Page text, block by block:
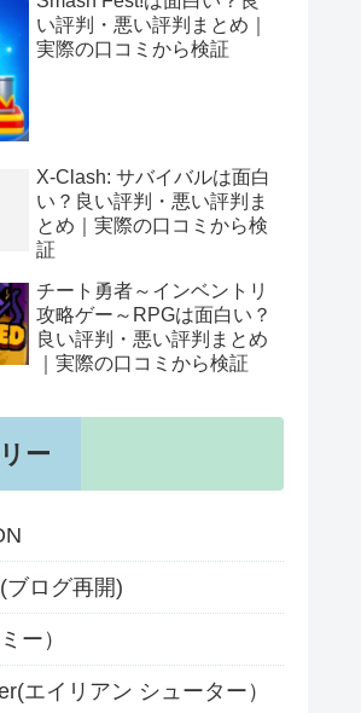
い評判・悪い評判まとめ｜
実際の口コミから検証
X-Clash: サバイバルは面白
い？良い評判・悪い評判ま
とめ｜実際の口コミから検
証
チート勇者～インベントリ
攻略ゲー～RPGは面白い？
良い評判・悪い評判まとめ
｜実際の口コミから検証
ー
ブログ再開)
ー）
エイリアン シューター）